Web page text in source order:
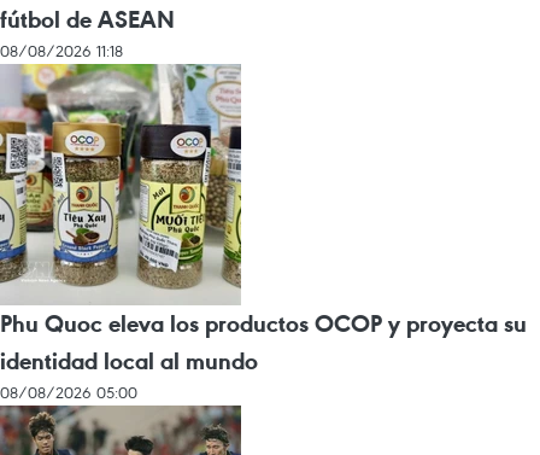
fútbol de ASEAN
08/08/2026 11:18
Phu Quoc eleva los productos OCOP y proyecta su
identidad local al mundo
08/08/2026 05:00